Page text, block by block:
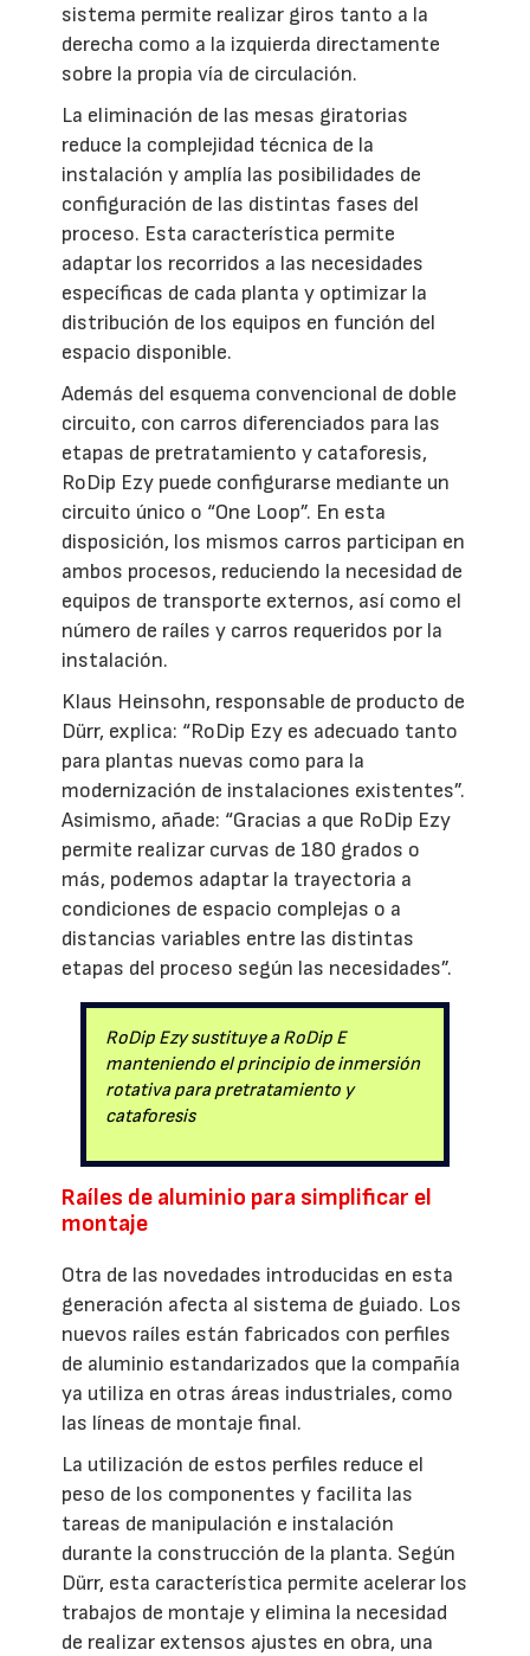
sistema permite realizar giros tanto a la
derecha como a la izquierda directamente
sobre la propia vía de circulación.
La eliminación de las mesas giratorias
reduce la complejidad técnica de la
instalación y amplía las posibilidades de
configuración de las distintas fases del
proceso. Esta característica permite
adaptar los recorridos a las necesidades
específicas de cada planta y optimizar la
distribución de los equipos en función del
espacio disponible.
Además del esquema convencional de doble
circuito, con carros diferenciados para las
etapas de pretratamiento y cataforesis,
RoDip Ezy puede configurarse mediante un
circuito único o “One Loop”. En esta
disposición, los mismos carros participan en
ambos procesos, reduciendo la necesidad de
equipos de transporte externos, así como el
número de raíles y carros requeridos por la
instalación.
Klaus Heinsohn, responsable de producto de
Dürr, explica: “RoDip Ezy es adecuado tanto
para plantas nuevas como para la
modernización de instalaciones existentes”.
Asimismo, añade: “Gracias a que RoDip Ezy
permite realizar curvas de 180 grados o
más, podemos adaptar la trayectoria a
condiciones de espacio complejas o a
distancias variables entre las distintas
etapas del proceso según las necesidades”.
RoDip Ezy sustituye a RoDip E
manteniendo el principio de inmersión
rotativa para pretratamiento y
cataforesis
Raíles de aluminio para simplificar el
montaje
Otra de las novedades introducidas en esta
generación afecta al sistema de guiado. Los
nuevos raíles están fabricados con perfiles
de aluminio estandarizados que la compañía
ya utiliza en otras áreas industriales, como
las líneas de montaje final.
La utilización de estos perfiles reduce el
peso de los componentes y facilita las
tareas de manipulación e instalación
durante la construcción de la planta. Según
Dürr, esta característica permite acelerar los
trabajos de montaje y elimina la necesidad
de realizar extensos ajustes en obra, una